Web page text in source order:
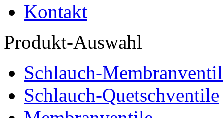
Produkt-Auswahl
Schlauch-
Schlauch-Quetschventile